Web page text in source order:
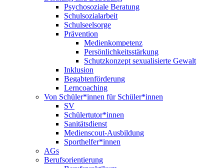
Psychosoziale Beratung
Schulsozialarbeit
Schulseelsorge
Prävention
Medienkompetenz
Persönlichkeitsstärkung
Schutzkonzept sexualisierte Gewalt
Inklusion
Begabtenförderung
Lerncoaching
Von Schüler*innen für Schüler*innen
SV
Schülertutor*innen
Sanitätsdienst
Medienscout-Ausbildung
Sporthelfer*innen
AGs
Berufsorientierung